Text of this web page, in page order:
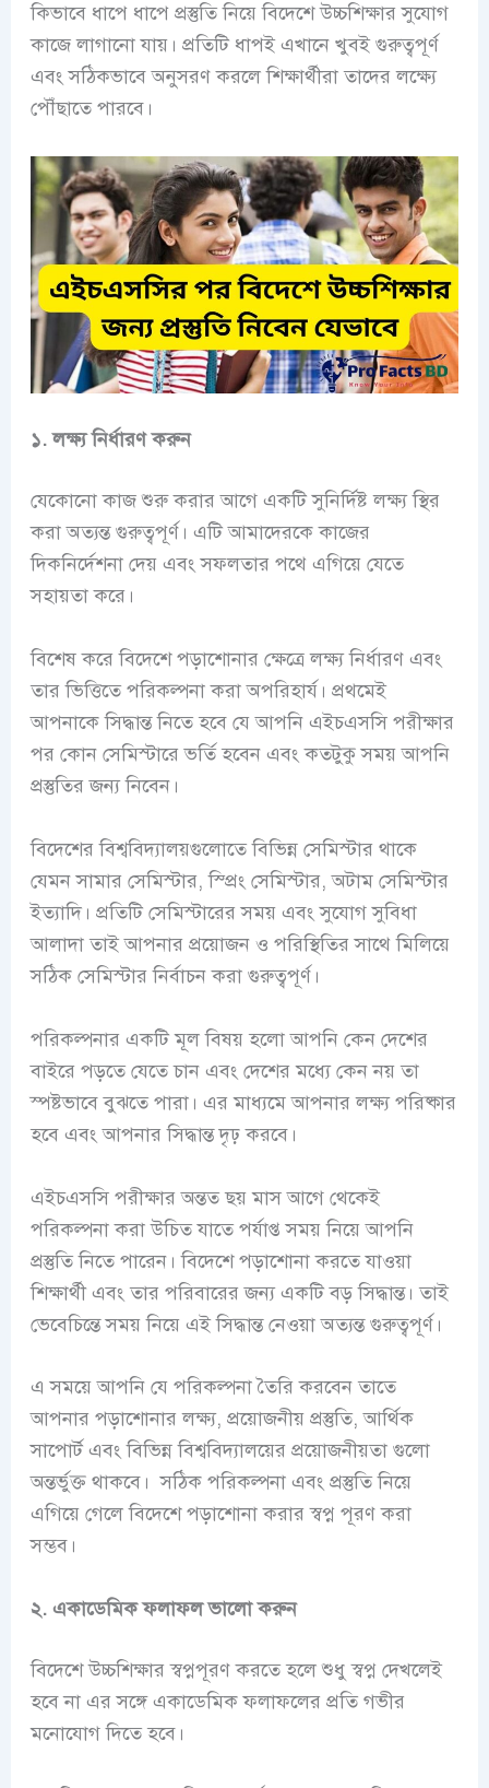
কিভাবে ধাপে ধাপে প্রস্তুতি নিয়ে বিদেশে উচ্চশিক্ষার সুযোগ
কাজে লাগানো যায়। প্রতিটি ধাপই এখানে খুবই গুরুত্বপূর্ণ
এবং সঠিকভাবে অনুসরণ করলে শিক্ষার্থীরা তাদের লক্ষ্যে
পৌঁছাতে পারবে।
১. লক্ষ্য নির্ধারণ করুন
যেকোনো কাজ শুরু করার আগে একটি সুনির্দিষ্ট লক্ষ্য স্থির
করা অত্যন্ত গুরুত্বপূর্ণ। এটি আমাদেরকে কাজের
দিকনির্দেশনা দেয় এবং সফলতার পথে এগিয়ে যেতে
সহায়তা করে।
বিশেষ করে বিদেশে পড়াশোনার ক্ষেত্রে লক্ষ্য নির্ধারণ এবং
তার ভিত্তিতে পরিকল্পনা করা অপরিহার্য। প্রথমেই
আপনাকে সিদ্ধান্ত নিতে হবে যে আপনি এইচএসসি পরীক্ষার
পর কোন সেমিস্টারে ভর্তি হবেন এবং কতটুকু সময় আপনি
প্রস্তুতির জন্য নিবেন।
বিদেশের বিশ্ববিদ্যালয়গুলোতে বিভিন্ন সেমিস্টার থাকে
যেমন সামার সেমিস্টার, স্প্রিং সেমিস্টার, অটাম সেমিস্টার
ইত্যাদি। প্রতিটি সেমিস্টারের সময় এবং সুযোগ সুবিধা
আলাদা তাই আপনার প্রয়োজন ও পরিস্থিতির সাথে মিলিয়ে
সঠিক সেমিস্টার নির্বাচন করা গুরুত্বপূর্ণ।
পরিকল্পনার একটি মূল বিষয় হলো আপনি কেন দেশের
বাইরে পড়তে যেতে চান এবং দেশের মধ্যে কেন নয় তা
স্পষ্টভাবে বুঝতে পারা। এর মাধ্যমে আপনার লক্ষ্য পরিষ্কার
হবে এবং আপনার সিদ্ধান্ত দৃঢ় করবে।
এইচএসসি পরীক্ষার অন্তত ছয় মাস আগে থেকেই
পরিকল্পনা করা উচিত যাতে পর্যাপ্ত সময় নিয়ে আপনি
প্রস্তুতি নিতে পারেন। বিদেশে পড়াশোনা করতে যাওয়া
শিক্ষার্থী এবং তার পরিবারের জন্য একটি বড় সিদ্ধান্ত। তাই
ভেবেচিন্তে সময় নিয়ে এই সিদ্ধান্ত নেওয়া অত্যন্ত গুরুত্বপূর্ণ।
এ সময়ে আপনি যে পরিকল্পনা তৈরি করবেন তাতে
আপনার পড়াশোনার লক্ষ্য, প্রয়োজনীয় প্রস্তুতি, আর্থিক
সাপোর্ট এবং বিভিন্ন বিশ্ববিদ্যালয়ের প্রয়োজনীয়তা গুলো
অন্তর্ভুক্ত থাকবে। সঠিক পরিকল্পনা এবং প্রস্তুতি নিয়ে
এগিয়ে গেলে বিদেশে পড়াশোনা করার স্বপ্ন পূরণ করা
সম্ভব।
২. একাডেমিক ফলাফল ভালো করুন
বিদেশে উচ্চশিক্ষার স্বপ্নপূরণ করতে হলে শুধু স্বপ্ন দেখলেই
হবে না এর সঙ্গে একাডেমিক ফলাফলের প্রতি গভীর
মনোযোগ দিতে হবে।